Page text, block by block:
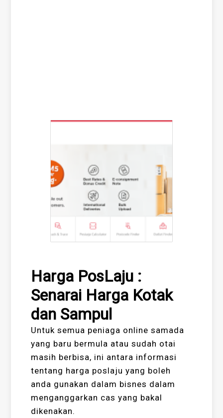
Harga PosLaju :
Senarai Harga Kotak
dan Sampul
Untuk semua peniaga online samada
yang baru bermula atau sudah otai
masih berbisa, ini antara informasi
tentang harga poslaju yang boleh
anda gunakan dalam bisnes dalam
menganggarkan cas yang bakal
dikenakan.